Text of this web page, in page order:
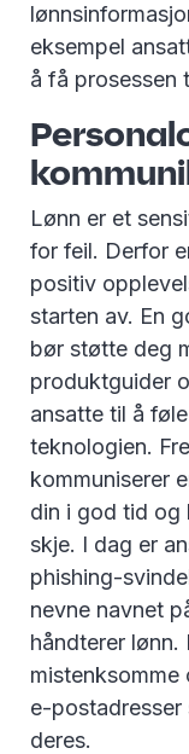
eksempel
å få prosessen
Lønn er et
for feil. Derfor
positiv
starten av. En
bør støtte deg
produktguider
ansatte til å
teknologien.
kommuniserer
din i god tid og
skje. I dag er
phishing-
nevne navnet
håndterer lønn.
e-postadresser
deres.